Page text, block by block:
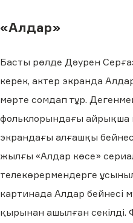
«Алдар»
Басты рөлде Дәурен
керек, актер экранда
мәрте сомдап тұр.
фольклорындағы айрықша
экрандағы алғашқы
жылғы «Алдар көсе»
телекөрермендерге
картинада Алдар бейнесі
қырынан ашылған секілді.